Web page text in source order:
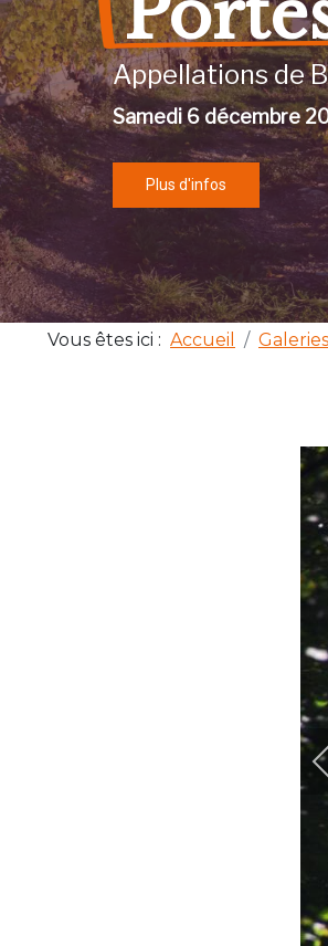
Appellations de
Samedi 6 décembre
Plus d'infos
Vous êtes ici : Accueil Galeries